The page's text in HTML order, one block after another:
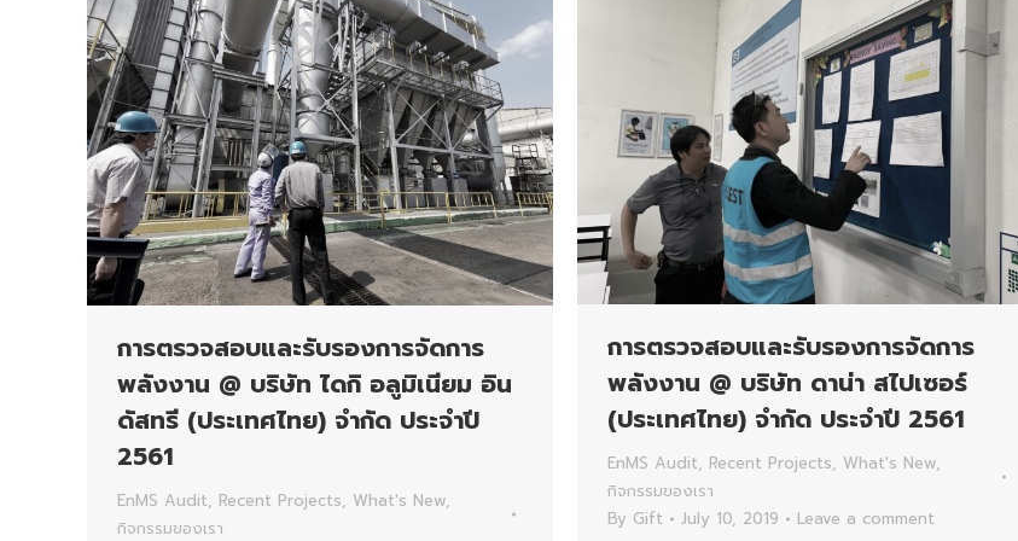
การตรวจสอบและรับรองการจัดการ
พลังงาน @ บริษัท ไดกิ อลูมิเนียม อิน
ดัสทรี (ประเทศไทย) จำกัด ประจำปี
2561
EnMS Audit, Recent Projects, What's New,
กิจกรรมของเรา
การตรวจสอบและรับรองการจัดการ
พลังงาน @ บริษัท ดาน่า สไปเซอร์
(ประเทศไทย) จำกัด ประจำปี 2561
EnMS Audit, Recent Projects, What's New,
กิจกรรมของเรา
By Gift July 10, 2019 Leave a comment